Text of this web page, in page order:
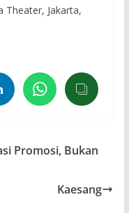
Theater, Jakarta,
Promosi, Bukan
Kaesang